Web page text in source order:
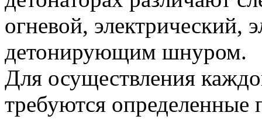
огневой, электрический,
детонирующим шнуром.
Для осуществления
требуются